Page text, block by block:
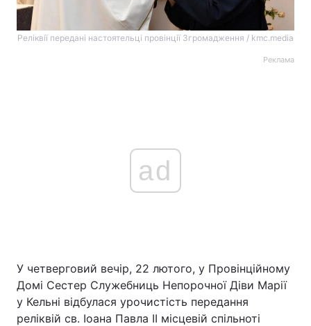
Реліквії передані настоятельці провінції Згромадження / kmc.media
Реклама
ad
У четверговий вечір, 22 лютого, у Провінційному
Домі Сестер Служебниць Непорочної Діви Марії
у Кельні відбулася урочистість передання
реліквій св. Іоана Павла ІІ місцевій спільноті